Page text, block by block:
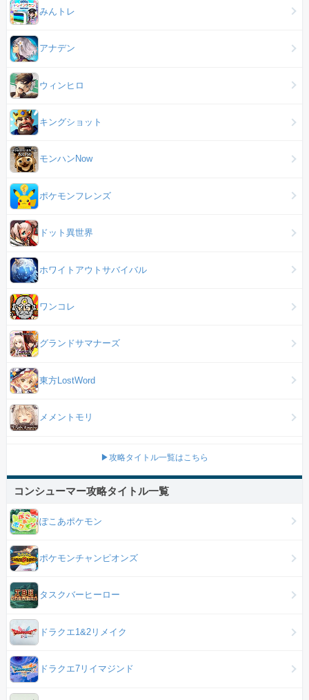
みんトレ
アナデン
ウィンヒロ
キングショット
モンハンNow
ポケモンフレンズ
ドット異世界
ホワイトアウトサバイバル
ワンコレ
グランドサマナーズ
東方LostWord
メメントモリ
▶攻略タイトル一覧はこちら
コンシューマー攻略タイトル一覧
ぽこあポケモン
ポケモンチャンピオンズ
タスクバーヒーロー
ドラクエ1&2リメイク
ドラクエ7リイマジンド